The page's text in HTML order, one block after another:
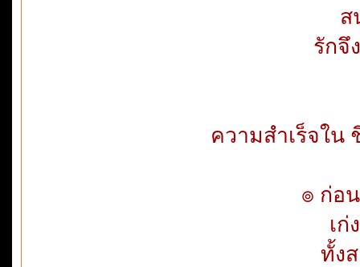
ส
รักจึ
ความสำเร็จใน
๏ ก่อ
เ
ทั้ง